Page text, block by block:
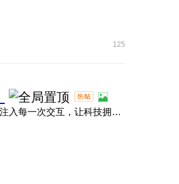
125
大家期待的MagicOS 11内测现已正式拉开帷幕！ 全新流光通透，将真实的流光注入每一次交互，让科技拥有呼吸的灵动 ...